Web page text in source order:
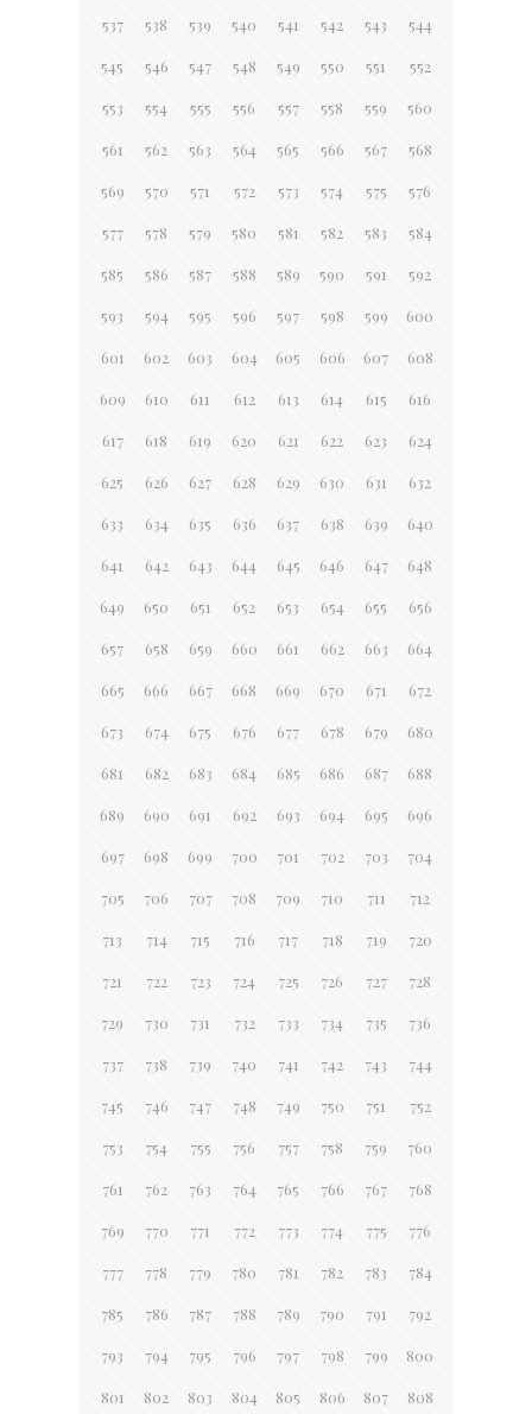
537 538 539 540 541 542 543 544
545 546 547 548 549 550 551 552
553 554 555 556 557 558 559 560
561 562 563 564 565 566 567 568
569 570 571 572 573 574 575 576
577 578 579 580 581 582 583 584
585 586 587 588 589 590 591 592
593 594 595 596 597 598 599 600
601 602 603 604 605 606 607 608
609 610 611 612 613 614 615 616
617 618 619 620 621 622 623 624
625 626 627 628 629 630 631 632
633 634 635 636 637 638 639 640
641 642 643 644 645 646 647 648
649 650 651 652 653 654 655 656
657 658 659 660 661 662 663 664
665 666 667 668 669 670 671 672
673 674 675 676 677 678 679 680
681 682 683 684 685 686 687 688
689 690 691 692 693 694 695 696
697 698 699 700 701 702 703 704
705 706 707 708 709 710 711 712
713 714 715 716 717 718 719 720
721 722 723 724 725 726 727 728
729 730 731 732 733 734 735 736
737 738 739 740 741 742 743 744
745 746 747 748 749 750 751 752
753 754 755 756 757 758 759 760
761 762 763 764 765 766 767 768
769 770 771 772 773 774 775 776
777 778 779 780 781 782 783 784
785 786 787 788 789 790 791 792
793 794 795 796 797 798 799 800
801 802 803 804 805 806 807 808